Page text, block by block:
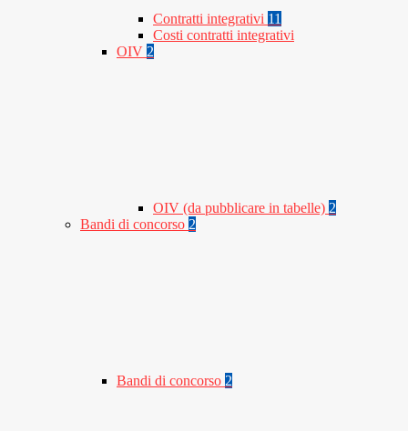
Contratti integrativi 11
Costi contratti integrativi
OIV 2
OIV (da pubblicare in tabelle) 2
Bandi di concorso 2
Bandi di concorso 2